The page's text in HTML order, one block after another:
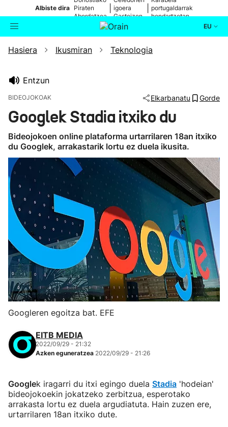
Albiste dira Piraten
Abordatzea
igoera
Gasteizen
portugaldarrak
hondartzetan
EU
Bilatzailea Aktualitatea
Ikusmiran
Eguraldia
Hasiera Ikusmiran Teknologia
Entzun
BIDEOJOKOAK Elkarbanatu Gorde
Googlek Stadia itxiko du
Bideojokoen online plataforma urtarrilaren 18an itxiko
du Googlek, arrakastarik lortu ez duela ikusita.
Googleren egoitza bat. EFE
EITB MEDIA
2022/09/29 - 21:32
Azken eguneratzea 2022/09/29 - 21:26
Googlek iragarri du itxi egingo duela Stadia 'hodeian'
bideojokoekin jokatzeko zerbitzua, esperotako
arrakasta lortu ez duela argudiatuta. Hain zuzen ere,
urtarrilaren 18an itxiko dute.